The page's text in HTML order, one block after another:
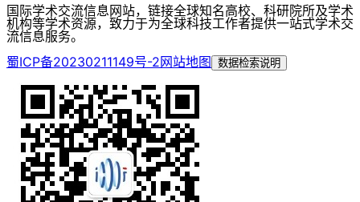
国际学术交流信息网站，链接全球知名高校、科研院所及学术
机构等学术资源，致力于为全球科技工作者提供一站式学术交
流信息服务。
蜀ICP备20230211149号-2网站地图 数据检索说明